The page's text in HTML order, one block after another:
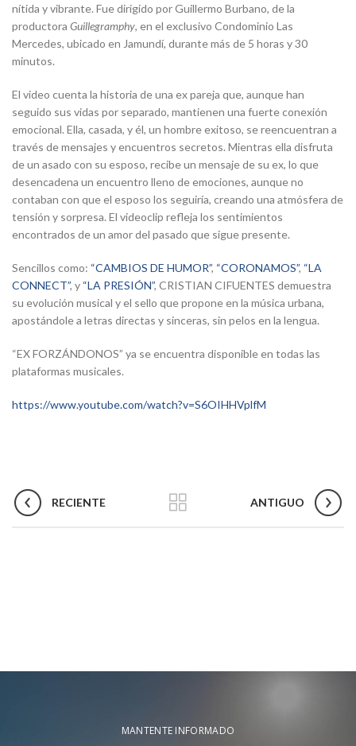
nítida y vibrante. Fue dirigido por Guillermo Burbano, de la
productora Guillegramphy, en el exclusivo Condominio Las
Mercedes, ubicado en Jamundí, durante más de 5 horas y 30
minutos.
El video cuenta la historia de una ex pareja que, aunque han
seguido sus vidas por separado, mantienen una fuerte conexión
emocional. Ella, casada, y él, un hombre exitoso, se reencuentran a
través de mensajes y encuentros secretos. Mientras ella disfruta
de un asado con su esposo, recibe un mensaje de su ex, lo que
desencadena un encuentro lleno de emociones, aunque no
contaban con que el esposo los seguiría, creando una atmósfera de
tensión y sorpresa. El videoclip refleja los sentimientos
encontrados de un amor del pasado que sigue presente.
Sencillos como: “CAMBIOS DE HUMOR”, “CORONAMOS”, “LA
CONNECT”, y “LA PRESIÓN”, CRISTIAN CIFUENTES demuestra
su evolución musical y el sello que propone en la música urbana,
apostándole a letras directas y sinceras, sin pelos en la lengua.
“EX FORZÁNDONOS” ya se encuentra disponible en todas las
plataformas musicales.
https://www.youtube.com/watch?v=S6OIHHVplfM
RECIENTE ANTIGUO
MANTENTE INFORMADO